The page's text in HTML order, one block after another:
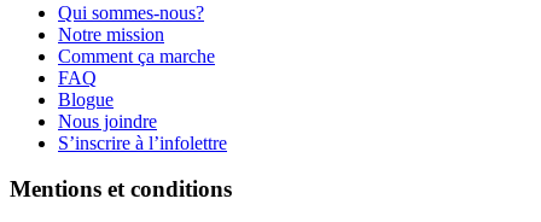
Qui sommes-nous?
Notre mission
Comment ça marche
FAQ
Blogue
Nous joindre
S’inscrire à l’infolettre
Mentions et conditions